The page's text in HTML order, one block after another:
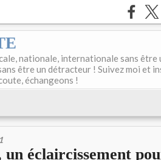
nationale, internationale sans être
être un détracteur ! Suivez moi et
échangeons !
éclaircissement